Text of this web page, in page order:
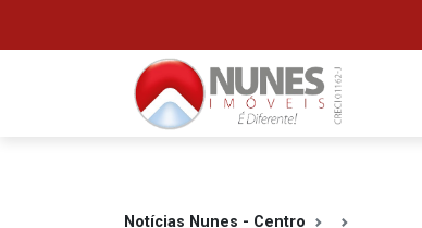
Notícias Nunes - Centro